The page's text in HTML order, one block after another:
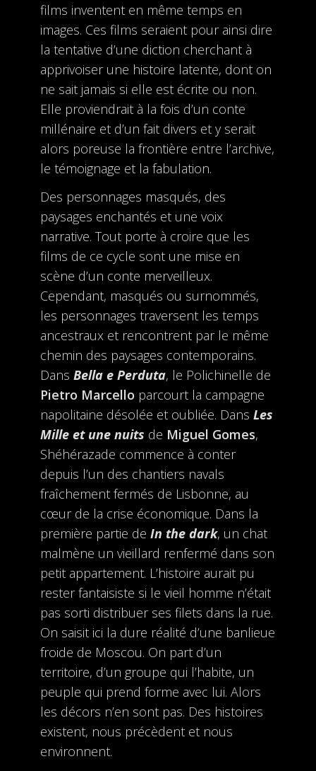
films inventent en même temps en
images. Ces films seraient pour ainsi dire
la tentative d’une diction cherchant à
apprivoiser une histoire latente, dont on
ne sait jamais si elle est écrite ou non.
Elle proviendrait à la fois d’un conte
millénaire et d’un fait divers et y serait
alors poreuse la frontière entre l’archive,
le témoignage et la fabulation.
Des personnages masqués, des
paysages enchantés et une voix
narrative. Tout porte à croire que les
films de ce cycle sont une mise en
scène d’un conte merveilleux.
Cependant, masqués ou surnommés,
les personnages traversent les temps
ancestraux et rencontrent par le même
chemin des paysages contemporains.
Dans Bella e Perduta, le Polichinelle de
Pietro Marcello parcourt la campagne
napolitaine désolée et oubliée. Dans Les
Mille et une nuits de Miguel Gomes,
Shéhérazade commence à conter
depuis l’un des chantiers navals
fraîchement fermés de Lisbonne, au
cœur de la crise économique. Dans la
première partie de In the dark, un chat
malmène un vieillard renfermé dans son
petit appartement. L’histoire aurait pu
rester fantaisiste si le vieil homme n’était
pas sorti distribuer ses filets dans la rue.
On saisit ici la dure réalité d’une banlieue
froide de Moscou. On part d’un
territoire, d’un groupe qui l’habite, un
peuple qui prend forme avec lui. Alors
les décors n’en sont pas. Des histoires
existent, nous précèdent et nous
environnent.